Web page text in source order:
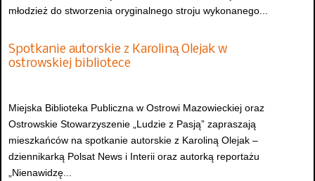
młodzież do stworzenia oryginalnego stroju wykonanego...
Spotkanie autorskie z Karoliną Olejak w
ostrowskiej bibliotece
Miejska Biblioteka Publiczna w Ostrowi Mazowieckiej oraz
Ostrowskie Stowarzyszenie „Ludzie z Pasją” zapraszają
mieszkańców na spotkanie autorskie z Karoliną Olejak –
dziennikarką Polsat News i Interii oraz autorką reportażu
„Nienawidzę...